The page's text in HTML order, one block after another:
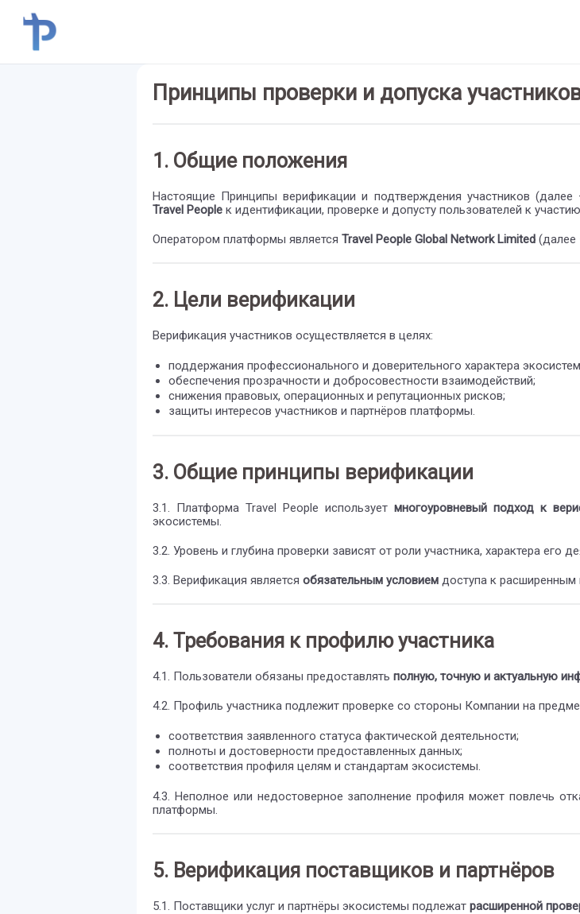
Принципы проверки и допуска
1. Общие положения
Настоящие Принципы верификации и подтверждения участников
Travel People к идентификации, проверке и допусту пользователей к
Оператором платформы является Travel People Global Network Limited (далее
2. Цели верификации
Верификация участников осуществляется в целях:
поддержания профессионального и доверительного характера
обеспечения прозрачности и добросовестности взаимодействий;
снижения правовых, операционных и репутационных рисков;
защиты интересов участников и партнёров платформы.
3. Общие принципы верификации
3.1. Платформа Travel People использует многоуровневый подход к
экосистемы.
3.2. Уровень и глубина проверки зависят от роли участника, характера его
3.3. Верификация является обязательным условием доступа к
4. Требования к профилю участника
4.1. Пользователи обязаны предоставлять полную, точную и актуальную
4.2. Профиль участника подлежит проверке со стороны Компании на
соответствия заявленного статуса фактической деятельности;
полноты и достоверности предоставленных данных;
соответствия профиля целям и стандартам экосистемы.
4.3. Неполное или недостоверное заполнение профиля может повлечь
платформы.
5. Верификация поставщиков и партнёров
5.1. Поставщики услуг и партнёры экосистемы подлежат расширенной